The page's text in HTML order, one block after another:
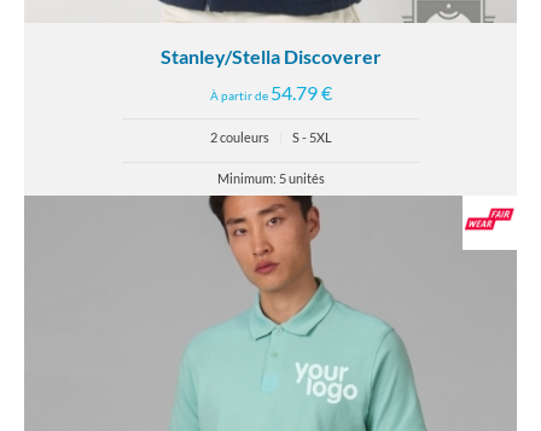
Stanley/Stella Discoverer
À partir de 54.79 €
2 couleurs S - 5XL
Minimum: 5 unités